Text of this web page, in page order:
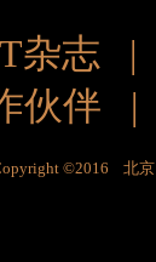
杂志
伙伴
©2016 北